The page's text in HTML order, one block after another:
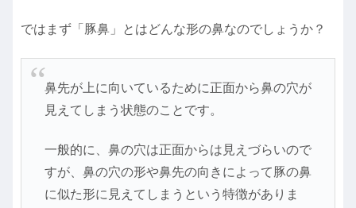
ではまず「豚鼻」とはどんな形の鼻なのでしょうか？
鼻先が上に向いているために正面から鼻の穴が
見えてしまう状態のことです。
一般的に、鼻の穴は正面からは見えづらいので
すが、鼻の穴の形や鼻先の向きによって豚の鼻
に似た形に見えてしまうという特徴がありま